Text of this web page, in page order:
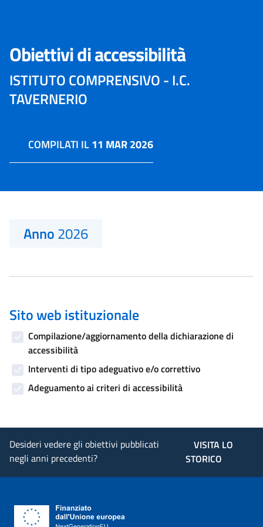
Obiettivi di accessibilità
ISTITUTO COMPRENSIVO - I.C.
TAVERNERIO
COMPILATI IL11 MAR 2026
Anno2026
Sito web istituzionale
Compilazione/aggiornamento della dichiarazione di
accessibilità
Interventi di tipo adeguativo e/o correttivo
Adeguamento ai criteri di accessibilità
Desideri vedere gli obiettivi pubblicati
negli anni precedenti?
VISITA LO
STORICO